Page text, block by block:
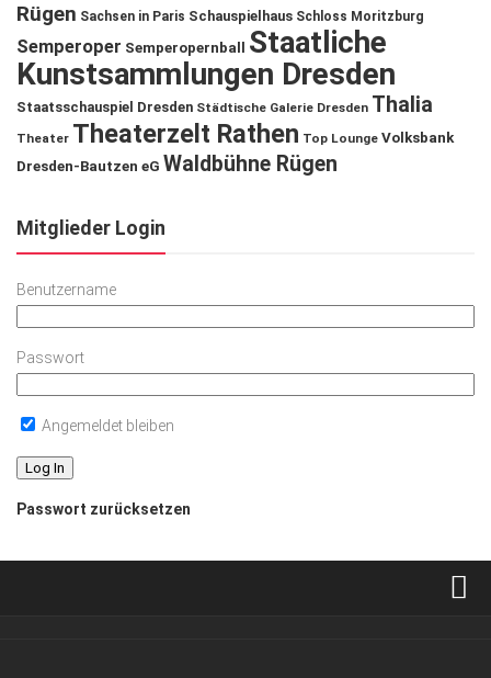
Rügen Sachsen in Paris Schauspielhaus Schloss Moritzburg
Semperoper Semperopernball
Staatliche
Kunstsammlungen Dresden
Staatsschauspiel Dresden Städtische Galerie Dresden Thalia
Theater Theaterzelt Rathen Top Lounge Volksbank
Dresden-Bautzen eG Waldbühne Rügen
Mitglieder Login
Benutzername
Passwort
Angemeldet bleiben
Passwort zurücksetzen